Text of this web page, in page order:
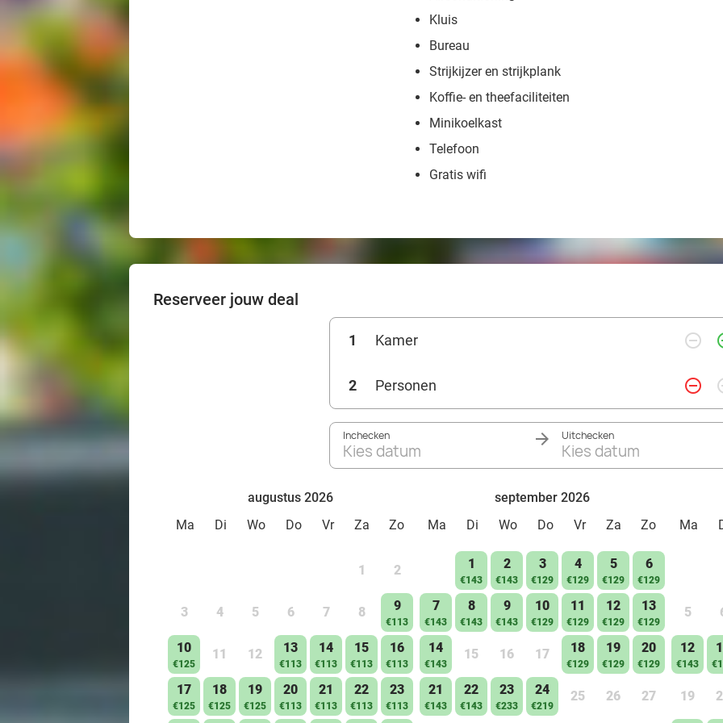
Kluis
Bureau
Strijkijzer en strijkplank
Koffie- en theefaciliteiten
Minikoelkast
Telefoon
Gratis wifi
Reserveer jouw deal
1 Kamer remove_circle_outline
2 Personen remove_circle_outline
Inchecken
Kies datum
Uitchecken
Kies datum
augustus 2026
Ma
Di Wo Do Vr Za Zo
1 2
3 4 5 6 7 8 9
€113
10
€125
11 12 13
€113
14
€113
15
€113
16
€113
17
€125
18
€125
19
€125
20
€113
21
€113
22
€113
23
€113
september 2026
Ma
Di Wo Do Vr Za Zo
1
€143
2
€143
3
€129
4
€129
5
€129
6
€129
7
€143
8
€143
9
€143
10
€129
11
€129
12
€129
13
€129
14
€143
15 16 17 18
€129
19
€129
20
€129
21
€143
22
€143
23
€233
24
€219
25 26 27
Ma
5
12
€143
19